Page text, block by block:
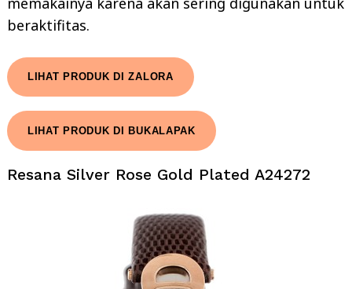
beraktifitas.
LIHAT PRODUK DI ZALORA
LIHAT PRODUK DI BUKALAPAK
Resana Silver Rose Gold Plated A24272